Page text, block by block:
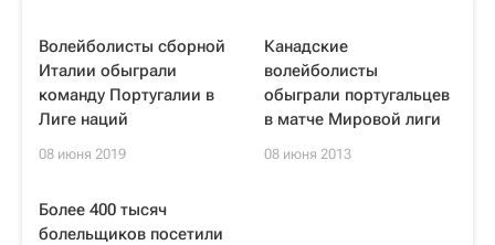
Волейболисты сборной
Италии обыграли
команду Португалии в
Лиге наций
08 июня 2019
Канадские
волейболисты
обыграли португальцев
в матче Мировой лиги
08 июня 2013
Более 400 тысяч
болельщиков посетили